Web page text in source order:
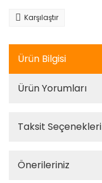
Karşılaştır
Ürün Bilgisi
Ürün Yorumları
Taksit Seçenekleri
Önerileriniz